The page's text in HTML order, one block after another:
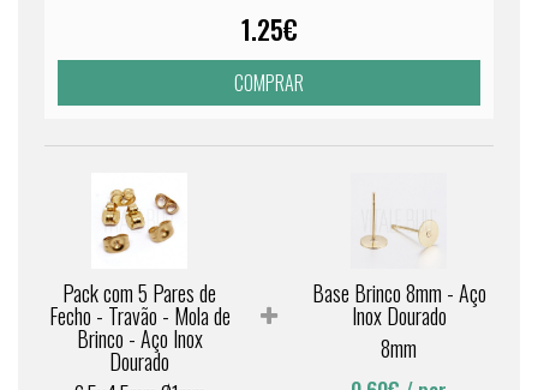
1.25€
COMPRAR
Pack com 5 Pares de
Fecho - Travão - Mola de
Brinco - Aço Inox
Dourado
Base Brinco 8mm - Aço
Inox Dourado
8mm